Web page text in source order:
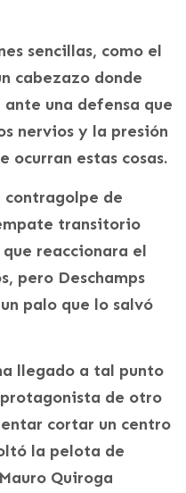
sencillas, como el
cabezazo donde
una defensa que
nervios y la presión
ocurran estas cosas.
contragolpe de
transitorio
reaccionara el
pero Deschamps
palo que lo salvó
llegado a tal punto
de otro
cortar un centro
la pelota de
Quiroga